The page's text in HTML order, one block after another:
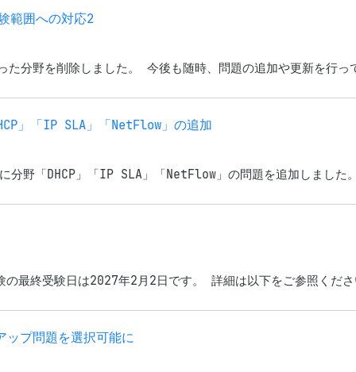
範囲への対応2
分野を削除しました。 今後も随時、問題の追加や更新を行
」「IP SLA」「NetFlow」の追加
分野「DHCP」「IP SLA」「NetFlow」の問題を追加しまし
験の最終受験日は2027年2月2日です。 詳細は以下をご参
ップ問題を選択可能に